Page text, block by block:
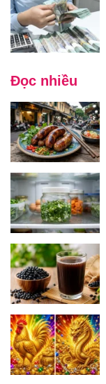
Đọc nhiều